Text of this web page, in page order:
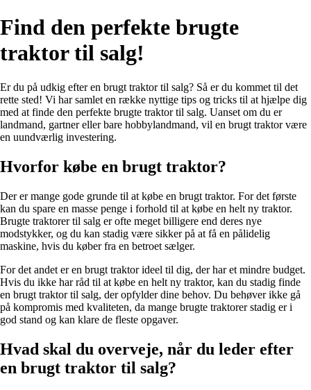
Find den perfekte brugte
traktor til salg!
Er du på udkig efter en brugt traktor til salg? Så er du kommet til det
rette sted! Vi har samlet en række nyttige tips og tricks til at hjælpe dig
med at finde den perfekte brugte traktor til salg. Uanset om du er
landmand, gartner eller bare hobbylandmand, vil en brugt traktor være
en uundværlig investering.
Hvorfor købe en brugt traktor?
Der er mange gode grunde til at købe en brugt traktor. For det første
kan du spare en masse penge i forhold til at købe en helt ny traktor.
Brugte traktorer til salg er ofte meget billigere end deres nye
modstykker, og du kan stadig være sikker på at få en pålidelig
maskine, hvis du køber fra en betroet sælger.
For det andet er en brugt traktor ideel til dig, der har et mindre budget.
Hvis du ikke har råd til at købe en helt ny traktor, kan du stadig finde
en brugt traktor til salg, der opfylder dine behov. Du behøver ikke gå
på kompromis med kvaliteten, da mange brugte traktorer stadig er i
god stand og kan klare de fleste opgaver.
Hvad skal du overveje, når du leder efter
en brugt traktor til salg?